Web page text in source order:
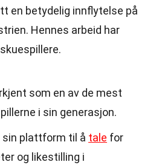
en betydelig innflytelse på
Hennes arbeid har
som en av de mest
i sin generasjon.
sin plattform til å tale for
og likestilling i